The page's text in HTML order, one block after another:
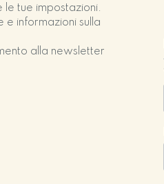
le tue impostazioni.
e informazioni sulla
alla newsletter